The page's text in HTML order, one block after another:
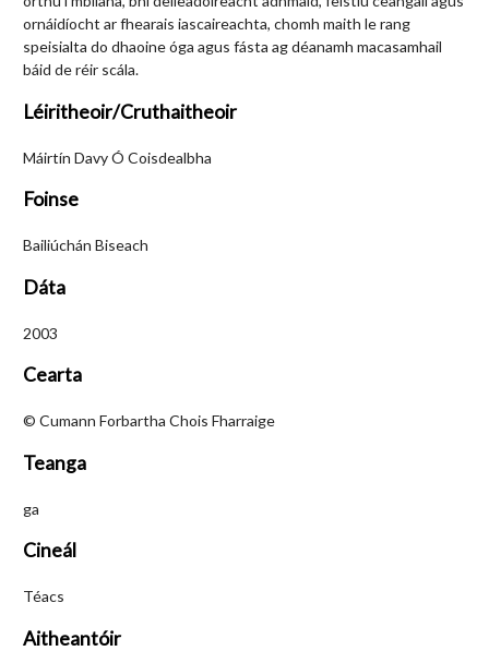
ornáidíocht ar fhearais iascaireachta, chomh maith le rang
speisialta do dhaoine óga agus fásta ag déanamh macasamhail
báid de réir scála.
Léiritheoir/Cruthaitheoir
Máirtín Davy Ó Coisdealbha
Foinse
Bailiúchán Biseach
Dáta
2003
Cearta
© Cumann Forbartha Chois Fharraige
Teanga
ga
Cineál
Téacs
Aitheantóir